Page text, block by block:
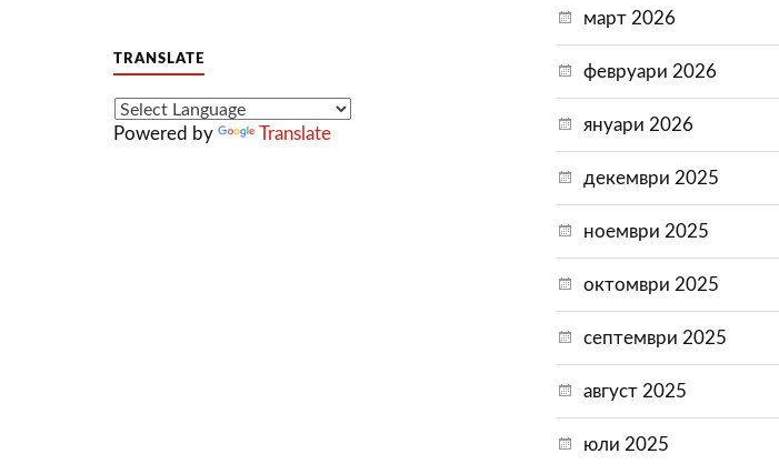
TRANSLATE
Powered by Translate
март 2026
февруари 2026
януари 2026
декември 2025
ноември 2025
октомври 2025
септември 2025
август 2025
юли 2025